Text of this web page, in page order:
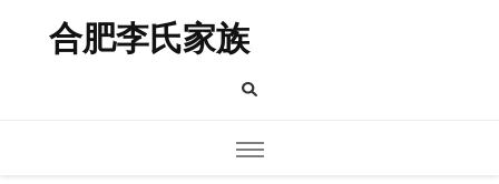
合肥李氏家族